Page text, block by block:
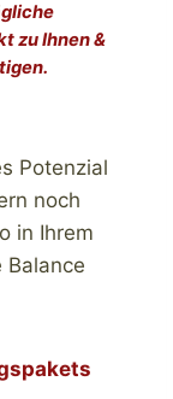
zu Ihnen &
Potenzial
noch
in Ihrem